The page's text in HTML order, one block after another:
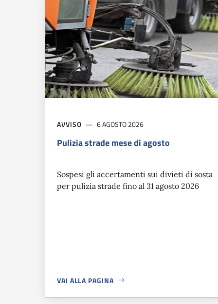
AVVISO 6 AGOSTO 2026
Pulizia strade mese di agosto
Sospesi gli accertamenti sui divieti di sosta
per pulizia strade fino al 31 agosto 2026
VAI ALLA PAGINA
A PROPOSITO DIPULIZIA STRADE MESE DI